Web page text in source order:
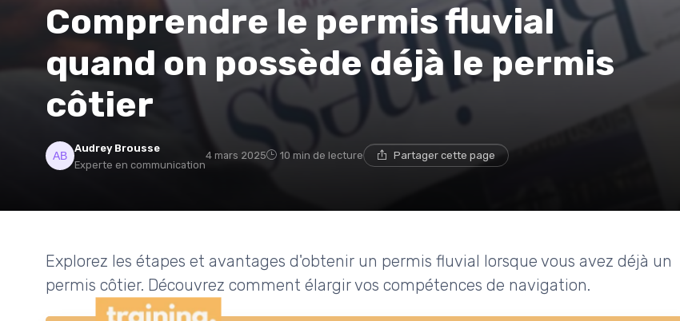
Comprendre le permis fluvial
quand on possède déjà le permis
côtier
Audrey Brousse
Experte en communication
4 mars 2025 10 min de lecture Partager cette page
Explorez les étapes et avantages d'obtenir un permis fluvial lorsque vous avez déjà un
permis côtier. Découvrez comment élargir vos compétences de navigation.